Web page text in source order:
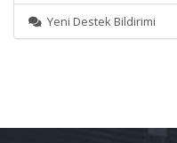
Yeni Destek Bildirimi